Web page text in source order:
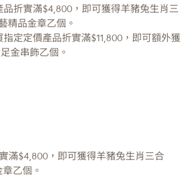
品折實滿$4,800，即可獲得羊豬兔生肖三
精品金章乙個。
定定價產品折實滿$11,800，即可額外獲
金串飾乙個。
滿$4,800，即可獲得羊豬兔生肖三合
乙個。